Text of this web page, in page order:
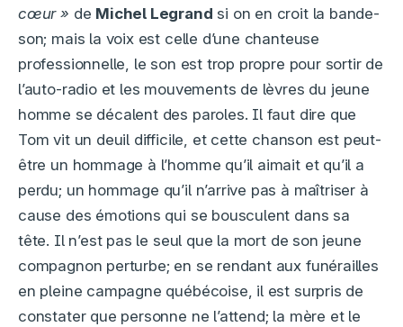
cœur » de Michel Legrand si on en croit la bande-
son; mais la voix est celle d’une chanteuse
professionnelle, le son est trop propre pour sortir de
l’auto-radio et les mouvements de lèvres du jeune
homme se décalent des paroles. Il faut dire que
Tom vit un deuil difficile, et cette chanson est peut-
être un hommage à l’homme qu’il aimait et qu’il a
perdu; un hommage qu’il n’arrive pas à maîtriser à
cause des émotions qui se bousculent dans sa
tête. Il n’est pas le seul que la mort de son jeune
compagnon perturbe; en se rendant aux funérailles
en pleine campagne québécoise, il est surpris de
constater que personne ne l’attend; la mère et le